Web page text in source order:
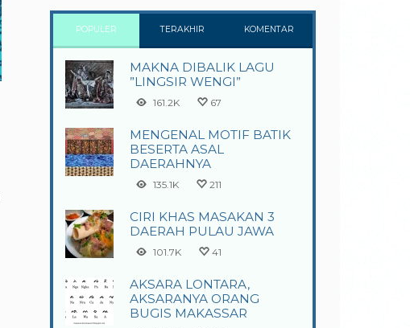
POPULER TERAKHIR KOMENTAR
MAKNA DIBALIK LAGU
”LINGSIR WENGI”
161.2K 67
MENGENAL MOTIF BATIK
BESERTA ASAL
DAERAHNYA
135.1K 211
CIRI KHAS MASAKAN 3
DAERAH PULAU JAWA
101.7K 41
AKSARA LONTARA,
AKSARANYA ORANG
BUGIS MAKASSAR